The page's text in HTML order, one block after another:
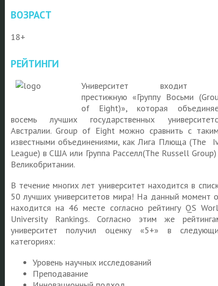
ВОЗРАСТ
18+
РЕЙТИНГИ
Университет входит
престижную «Группу Восьми
of Eight)», которая
восемь лучших государственных
Австралии. Group of Eight можно сравнить с
известными объединениями, как Лига Плюща (The
League) в США или Группа Расселл(The Russell
Великобритании.
В течение многих лет университет находится в
50 лучших университетов мира! На данный момент
находится на 46 месте согласно рейтингу QS
University Rankings. Согласно этим же
университет получил оценку «5+» в
категориях:
Уровень научных исследований
Преподавание